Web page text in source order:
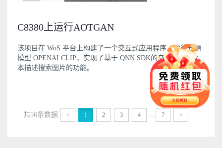
C8380上运行AOTGAN
该项目在 WoS 平台上构建了一个交互式应用程序，运行开源
模型 OPENAI CLIP，实现了基于 QNN SDK的交互式根据文
本描述搜索图片的功能。
共56条数据 < 1 2 3 4 ... 7 >